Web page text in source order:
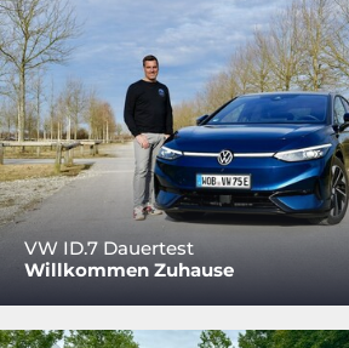
VW ID.7 Dauertest
Willkommen Zuhause